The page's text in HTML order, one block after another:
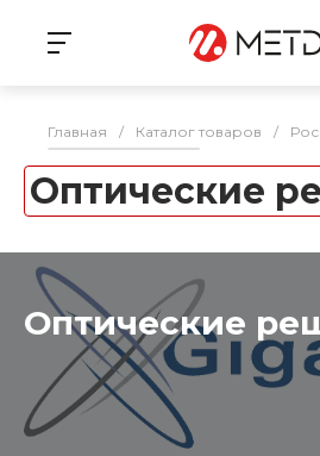
Главная / Каталог товаров /
Оптические
Оптические